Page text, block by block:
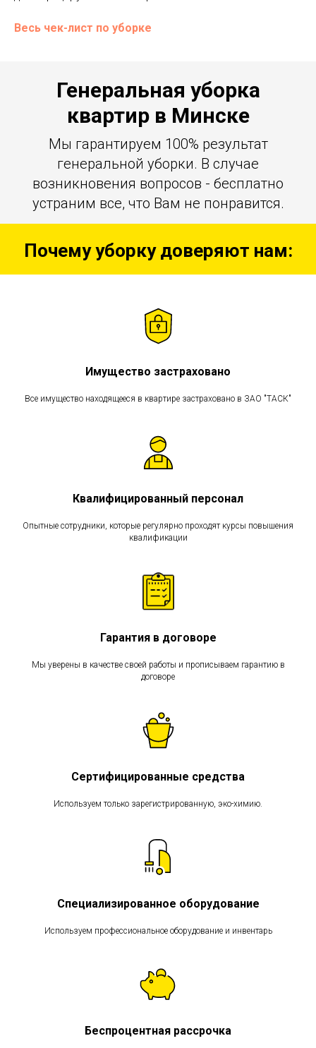
Весь чек-лист по уборке
Генеральная уборка
квартир в Минске
Мы гарантируем 100% результат
генеральной уборки. В случае
возникновения вопросов - бесплатно
устраним все, что Вам не понравится.
Почему уборку доверяют нам:
Имущество застраховано
Все имущество находящееся в квартире застраховано в ЗАО "ТАСК"
Квалифицированный персонал
Опытные сотрудники, которые регулярно проходят курсы повышения
квалификации
Гарантия в договоре
Мы уверены в качестве своей работы и прописываем гарантию в
договоре
Сертифицированные средства
Используем только зарегистрированную, эко-химию.
Специализированное оборудование
Используем профессиональное оборудование и инвентарь
Беспроцентная рассрочка